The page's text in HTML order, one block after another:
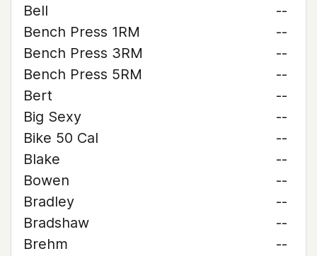
Bell
--
Bench Press 1RM
--
Bench Press 3RM
--
Bench Press 5RM
--
Bert
--
Big Sexy
--
Bike 50 Cal
--
Blake
--
Bowen
--
Bradley
--
Bradshaw
--
Brehm
--